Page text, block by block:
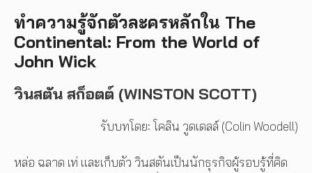
ทำความรู้จักตัวละครหลักใน The
Continental: From the World of
John Wick
วินสตัน สก็อตต์ (WINSTON SCOTT)
รับบทโดย: โคลิน วูดเดลล์ (Colin Woodell)
หล่อ ฉลาด เท่ และเก็บตัว วินสตันเป็นนักธุรกิจผู้รอบรู้ที่คิด